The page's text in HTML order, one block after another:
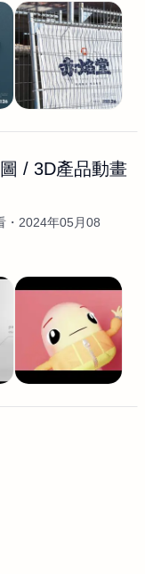
/ 3D產品動畫
2024年05月08